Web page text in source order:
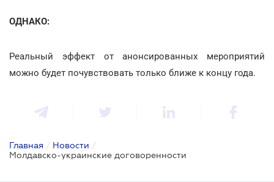
ОДНАКО:
Реальный эффект от анонсированных мероприятий
можно будет почувствовать только ближе к концу года.
Главная / Новости /
Молдавско-украинские договоренности